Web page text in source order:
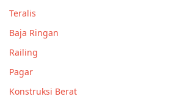
Teralis
Baja Ringan
Railing
Pagar
Konstruksi Berat